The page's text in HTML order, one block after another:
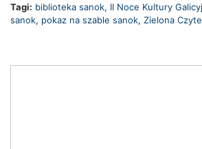
Tagi: biblioteka sanok, II Noce Kultury
sanok, pokaz na szable sanok, Zielona